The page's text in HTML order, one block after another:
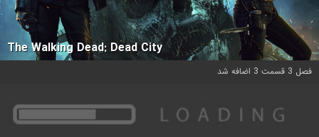
The Walking Dead: Dead City
فصل 3 قسمت 3 اضافه شد